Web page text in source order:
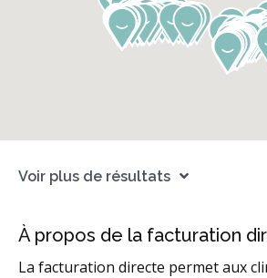
Voir plus de résultats
À propos de la facturation
La facturation directe permet aux